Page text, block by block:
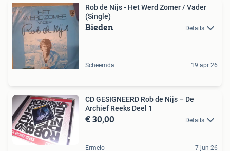
Rob de Nijs - Het Werd Zomer / Vader
(Single)
Bieden Details
Scheemda 19 apr 26
CD GESIGNEERD Rob de Nijs – De
Archief Reeks Deel 1
€ 30,00 Details
Ermelo 7 jun 26